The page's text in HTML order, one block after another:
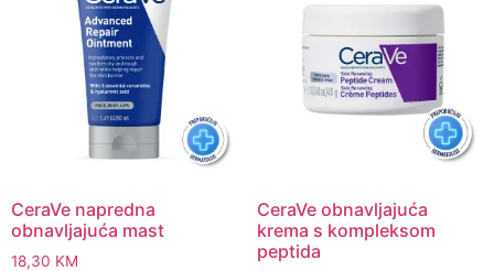
CeraVe napredna
obnavljajuća mast
18,30 KM
CeraVe obnavljajuća
krema s kompleksom
peptida